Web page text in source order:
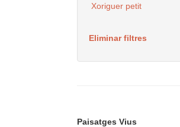
Xoriguer petit
Eliminar filtres
Paisatges Vius